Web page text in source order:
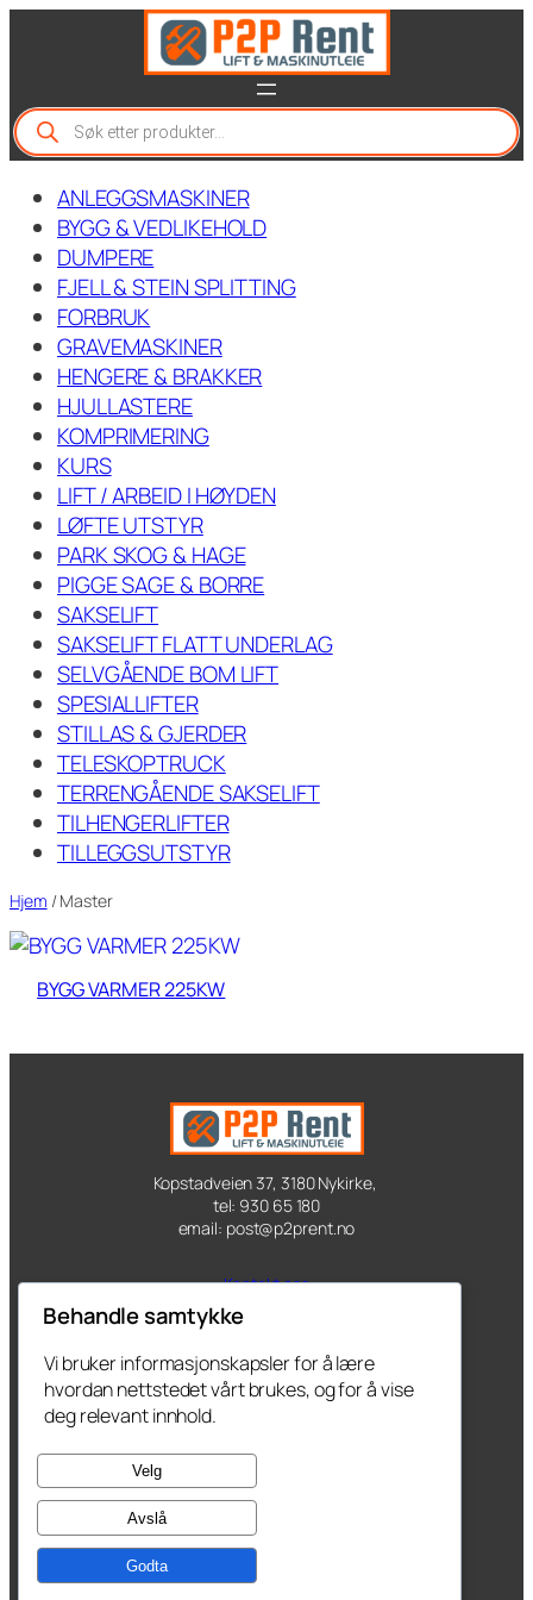
P
r
o
ANLEGGSMASKINER
BYGG & VEDLIKEHOLD
DUMPERE
FJELL & STEIN SPLITTING
FORBRUK
GRAVEMASKINER
HENGERE & BRAKKER
HJULLASTERE
KOMPRIMERING
KURS
LIFT / ARBEID I HØYDEN
LØFTE UTSTYR
PARK SKOG & HAGE
PIGGE SAGE & BORRE
SAKSELIFT
SAKSELIFT FLATT UNDERLAG
SELVGÅENDE BOM LIFT
SPESIALLIFTER
STILLAS & GJERDER
TELESKOPTRUCK
TERRENGÅENDE SAKSELIFT
TILHENGERLIFTER
TILLEGGSUTSTYR
Hjem / Master
BYGG VARMER 225KW
Kopstadveien 37, 3180 Nykirke,
tel: 930 65 180
email: post@p2prent.no
Kontakt oss
Kurs
Du kan følge oss her
Facebook
Behandle samtykke
Vi bruker informasjonskapsler for å lære
hvordan nettstedet vårt brukes, og for å vise
deg relevant innhold.
Velg
Avslå
Godta